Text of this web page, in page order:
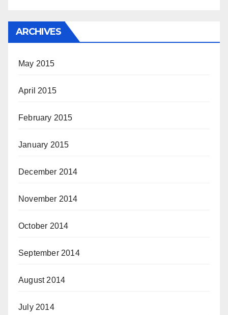
ARCHIVES
May 2015
April 2015
February 2015
January 2015
December 2014
November 2014
October 2014
September 2014
August 2014
July 2014